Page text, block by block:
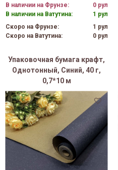
В наличии на Фрунзе:
0 рул
В наличии на Ватутина:
1 рул
Скоро на Фрунзе:
1 рул
Скоро на Ватутина:
0 рул
Упаковочная бумага крафт,
Однотонный, Синий, 40 г,
0,7*10 м